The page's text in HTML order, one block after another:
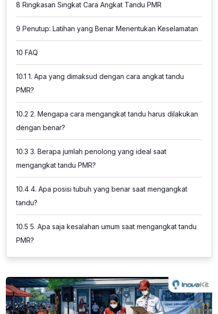
8 Ringkasan Singkat Cara Angkat Tandu PMR
9 Penutup: Latihan yang Benar Menentukan Keselamatan
10 FAQ
10.1 1. Apa yang dimaksud dengan cara angkat tandu
PMR?
10.2 2. Mengapa cara mengangkat tandu harus dilakukan
dengan benar?
10.3 3. Berapa jumlah penolong yang ideal saat
mengangkat tandu PMR?
10.4 4. Apa posisi tubuh yang benar saat mengangkat
tandu?
10.5 5. Apa saja kesalahan umum saat mengangkat tandu
PMR?